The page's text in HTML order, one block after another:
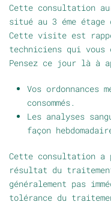
Cette consultation
situé au 3 éme étage
Cette visite est
techniciens qui
Pensez ce jour là à
Vos ordonnances
consommés.
Les analyses
façon
Cette consultation a
résultat du
généralement pas
tolérance du